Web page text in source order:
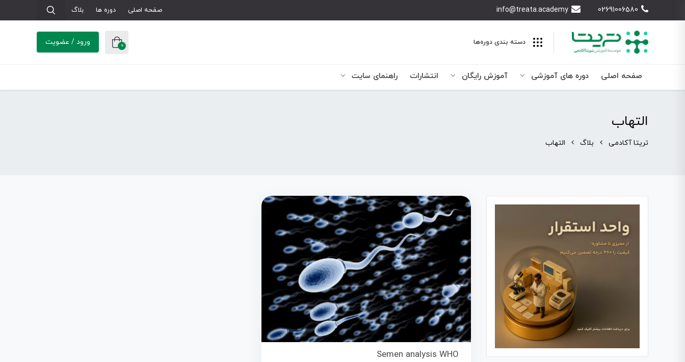
02691006580
info@treata.academy صفحه اصلی دوره ها بلاگ
دسته بندی‌ دوره‌ها 0 ورود / عضویت
صفحه اصلی دوره های آموزشی آموزش رایگان انتشارات راهنمای سایت
التهاب
تریتا آکادمی بلاگ التهاب
Semen analysis WHO